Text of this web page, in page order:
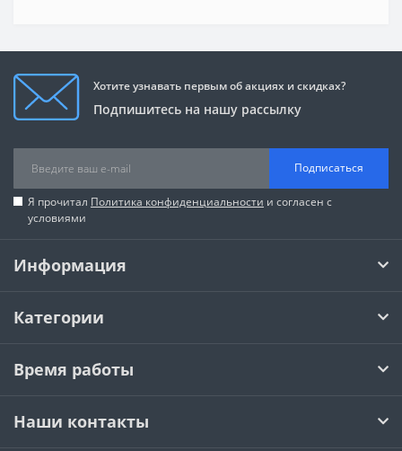
Хотите узнавать первым об акциях и скидках?
Подпишитесь на нашу рассылку
Подписаться
Я прочитал Политика конфиденциальности и согласен с
условиями
Информация
Категории
Время работы
Наши контакты